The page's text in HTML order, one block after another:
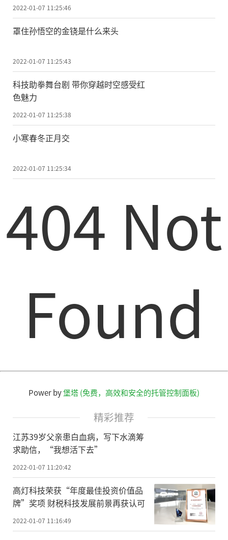
2022-01-07 11:25:46
罩住孙悟空的金铙是什么来头
2022-01-07 11:25:43
科技助拳舞台剧 带你穿越时空感受红
色魅力
2022-01-07 11:25:38
小寒春冬正月交
2022-01-07 11:25:34
404 Not
Found
Power by堡塔 (免费，高效和安全的托管控制面板)
精彩推荐
江苏39岁父亲患白血病，写下水滴筹
求助信，“我想活下去”
2022-01-07 11:20:42
高灯科技荣获“年度最佳投资价值品
牌”奖项 财税科技发展前景再获认可
2022-01-07 11:16:49